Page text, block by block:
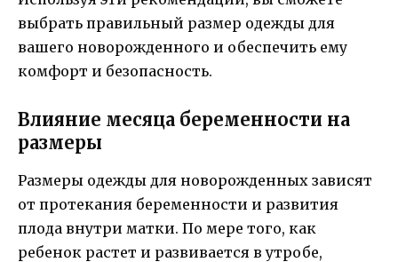
выбрать правильный размер одежды для
вашего новорожденного и обеспечить ему
комфорт и безопасность.
Влияние месяца беременности на
размеры
Размеры одежды для новорожденных зависят
от протекания беременности и развития
плода внутри матки. По мере того, как
ребенок растет и развивается в утробе,